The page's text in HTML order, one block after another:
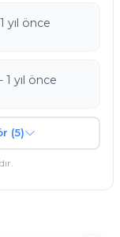
yıl önce
1 yıl önce
(5)